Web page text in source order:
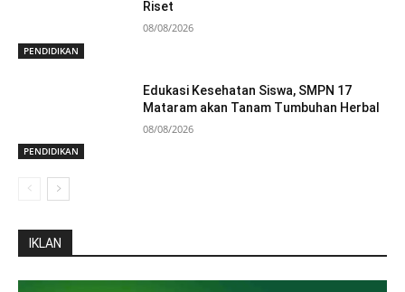
PENDIDIKAN
Riset
08/08/2026
PENDIDIKAN
Edukasi Kesehatan Siswa, SMPN 17
Mataram akan Tanam Tumbuhan Herbal
08/08/2026
IKLAN